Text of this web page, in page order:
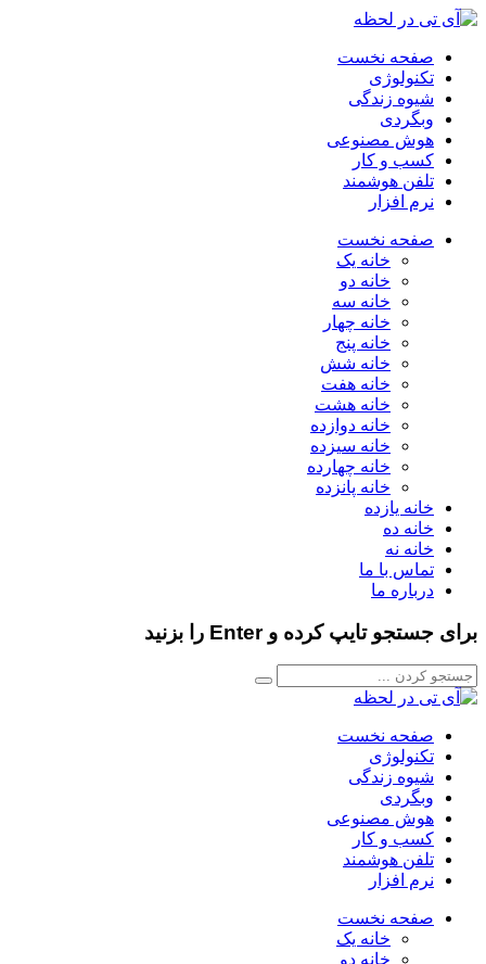
صفحه نخست
تکنولوژی
شیوه زندگی
وبگردی
هوش مصنوعی
کسب و کار
تلفن هوشمند
نرم افزار
صفحه نخست
خانه یک
خانه دو
خانه سه
خانه چهار
خانه پنج
خانه شش
خانه هفت
خانه هشت
خانه دوازده
خانه سیزده
خانه چهارده
خانه پانزده
خانه یازده
خانه ده
خانه نه
تماس با ما
درباره ما
برای جستجو تایپ کرده و Enter را بزنید
صفحه نخست
تکنولوژی
شیوه زندگی
وبگردی
هوش مصنوعی
کسب و کار
تلفن هوشمند
نرم افزار
صفحه نخست
خانه یک
خانه دو